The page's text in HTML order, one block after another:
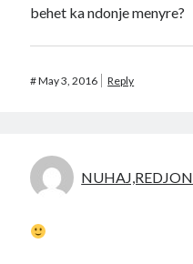
behet ka ndonje menyre?
#May 3, 2016 Reply
NUHAJ,REDJON